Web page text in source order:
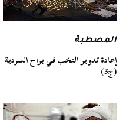
المصطبة
إعادة تدوير النخب في براح السردية
(ج3)